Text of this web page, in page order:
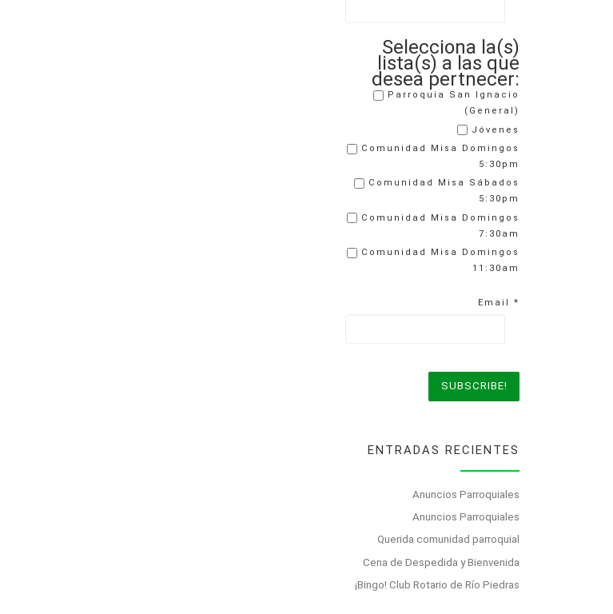
Selecciona la(s)
lista(s) a las que
desea pertnecer:
Parroquia San Ignacio
(General)
Jóvenes
Comunidad Misa Domingos
5:30pm
Comunidad Misa Sábados
5:30pm
Comunidad Misa Domingos
7:30am
Comunidad Misa Domingos
11:30am
Email *
ENTRADAS RECIENTES
Anuncios Parroquiales
Anuncios Parroquiales
Querida comunidad parroquial
Cena de Despedida y Bienvenida
¡Bingo! Club Rotario de Río Piedras